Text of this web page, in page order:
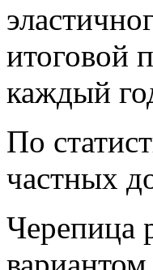
итоговой
каждый
По
частных
Черепица